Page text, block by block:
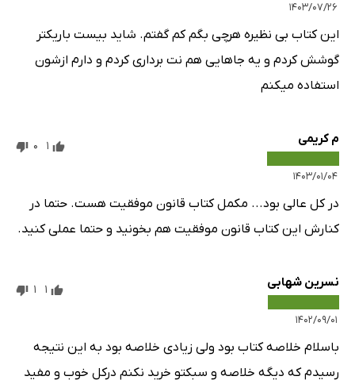
۱۴۰۳/۰۷/۲۶
این کتاب بی نظیره هرچی بگم کم گفتم. شاید بیست باریکتر
گوشش کردم و یه جاهایی هم نت برداری کردم و دارم ازشون
استفاده میکنم
م کریمی
۱۴۰۳/۰۱/۰۴
1
0
در کل عالی بود... مکمل کتاب قانون موفقیت هست. حتما در
کنارش این کتاب قانون موفقیت هم بخونید و حتما عملی کنید.
نسرین شهابی
۱۴۰۲/۰۹/۰۱
1
1
باسلام خلاصه کتاب بود ولی زیادی خلاصه بود به این نتیجه
رسیدم که دیگه خلاصه و سبکتو خرید نکنم درکل خوب و مفید